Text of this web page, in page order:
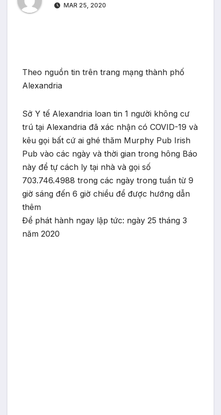
MAR 25, 2020
Theo nguồn tin trên trang mạng thành phố
Alexandria
Sở Y tế Alexandria loan tin 1 người không cư
trú tại Alexandria đã xác nhận có COVID-19 và
kêu gọi bất cứ ai ghé thăm Murphy Pub Irish
Pub vào các ngày và thời gian trong hông Báo
này để tự cách ly tại nhà và gọi số
703.746.4988 trong các ngày trong tuần từ 9
giờ sáng đến 6 giờ chiều để được hướng dẫn
thêm
Để phát hành ngay lập tức: ngày 25 tháng 3
năm 2020